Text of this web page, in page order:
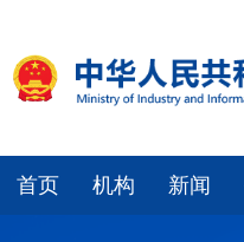
首页 机构 新闻